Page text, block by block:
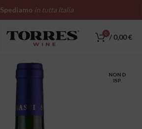
0 / 0,00€
NON D
ISP.
Spediamo in tutta Italia